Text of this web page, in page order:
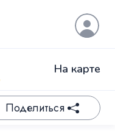
На карте
Поделиться